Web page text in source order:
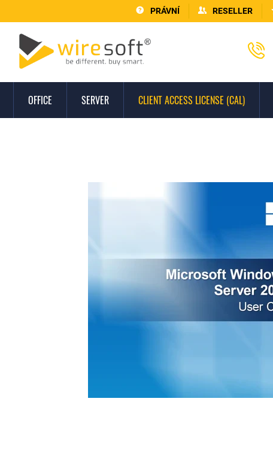
PRÁVNÍ RESELLER
OFFICE SERVER CLIENT ACCESS LICENSE (CAL)